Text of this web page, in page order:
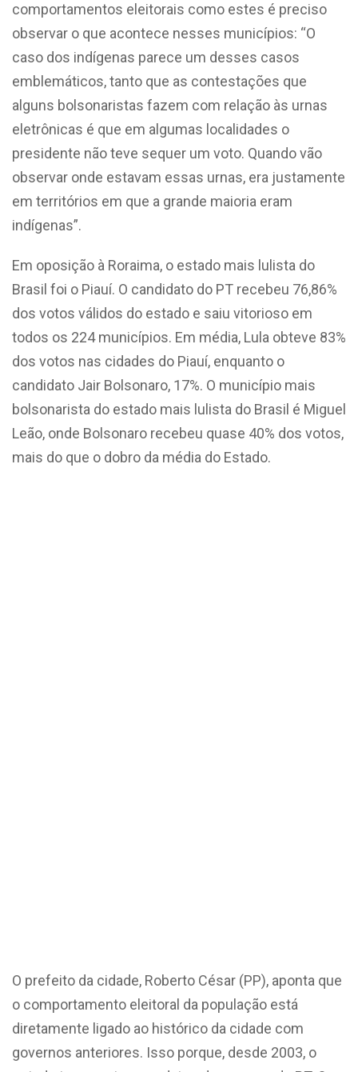
comportamentos eleitorais como estes é preciso
observar o que acontece nesses municípios: “O
caso dos indígenas parece um desses casos
emblemáticos, tanto que as contestações que
alguns bolsonaristas fazem com relação às urnas
eletrônicas é que em algumas localidades o
presidente não teve sequer um voto. Quando vão
observar onde estavam essas urnas, era justamente
em territórios em que a grande maioria eram
indígenas”.
Em oposição à Roraima, o estado mais lulista do
Brasil foi o Piauí. O candidato do PT recebeu 76,86%
dos votos válidos do estado e saiu vitorioso em
todos os 224 municípios. Em média, Lula obteve 83%
dos votos nas cidades do Piauí, enquanto o
candidato Jair Bolsonaro, 17%. O município mais
bolsonarista do estado mais lulista do Brasil é Miguel
Leão, onde Bolsonaro recebeu quase 40% dos votos,
mais do que o dobro da média do Estado.
O prefeito da cidade, Roberto César (PP), aponta que
o comportamento eleitoral da população está
diretamente ligado ao histórico da cidade com
governos anteriores. Isso porque, desde 2003, o